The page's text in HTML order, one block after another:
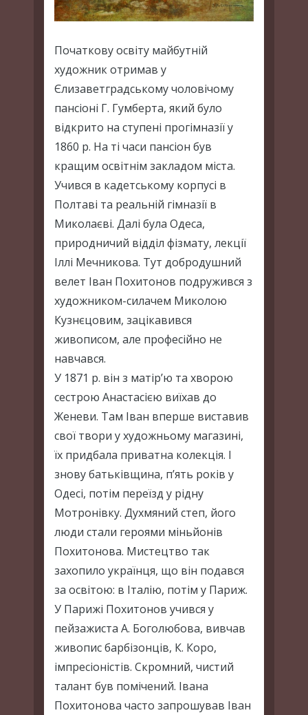
Початкову освіту майбутній
художник отримав у
Єлизаветградському чоловічому
пансіоні Г. Гумберта, який було
відкрито на ступені прогімназії у
1860 р. На ті часи пансіон був
кращим освітнім закладом міста.
Учився в кадетському корпусі в
Полтаві та реальній гімназії в
Миколаєві. Далі була Одеса,
природничий відділ фізмату, лекції
Іллі Мечникова. Тут добродушний
велет Іван Похитонов подружився з
художником-силачем Миколою
Кузнєцовим, зацікавився
живописом, але професійно не
навчався.
У 1871 р. він з матір’ю та хворою
сестрою Анастасією виїхав до
Женеви. Там Іван вперше виставив
свої твори у художньому магазині,
їх придбала приватна колекція. І
знову батьківщина, п’ять років у
Одесі, потім переїзд у рідну
Мотронівку. Духмяний степ, його
люди стали героями міньйонів
Похитонова. Мистецтво так
захопило українця, що він подався
за освітою: в Італію, потім у Париж.
У Парижі Похитонов учився у
пейзажиста А. Боголюбова, вивчав
живопис барбізонців, К. Коро,
імпресіоністів. Скромний, чистий
талант був помічений. Івана
Похитонова часто запрошував Іван